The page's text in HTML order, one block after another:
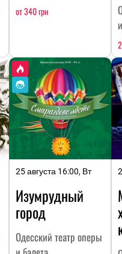
от 340 грн
25 августа 16:00, Вт
Изумрудный
город
Одесский театр оперы